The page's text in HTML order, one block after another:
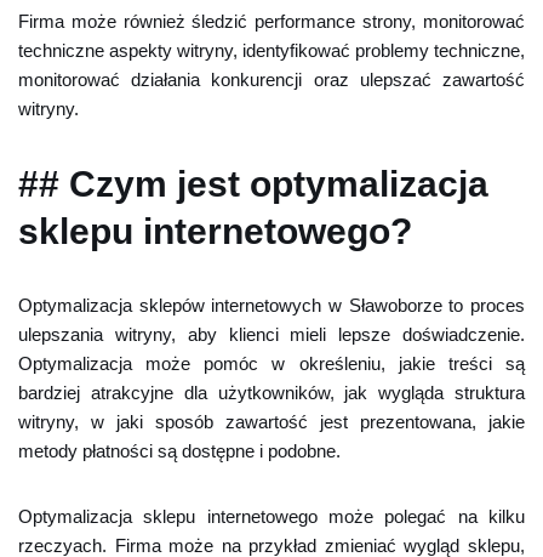
Firma może również śledzić performance strony, monitorować
techniczne aspekty witryny, identyfikować problemy techniczne,
monitorować działania konkurencji oraz ulepszać zawartość
witryny.
## Czym jest optymalizacja
sklepu internetowego?
Optymalizacja sklepów internetowych w Sławoborze to proces
ulepszania witryny, aby klienci mieli lepsze doświadczenie.
Optymalizacja może pomóc w określeniu, jakie treści są
bardziej atrakcyjne dla użytkowników, jak wygląda struktura
witryny, w jaki sposób zawartość jest prezentowana, jakie
metody płatności są dostępne i podobne.
Optymalizacja sklepu internetowego może polegać na kilku
rzeczyach. Firma może na przykład zmieniać wygląd sklepu,